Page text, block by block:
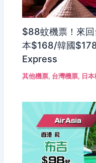
$88蚊機票！來
本$168/韓國
Express
其他機票, 台灣機票, 日